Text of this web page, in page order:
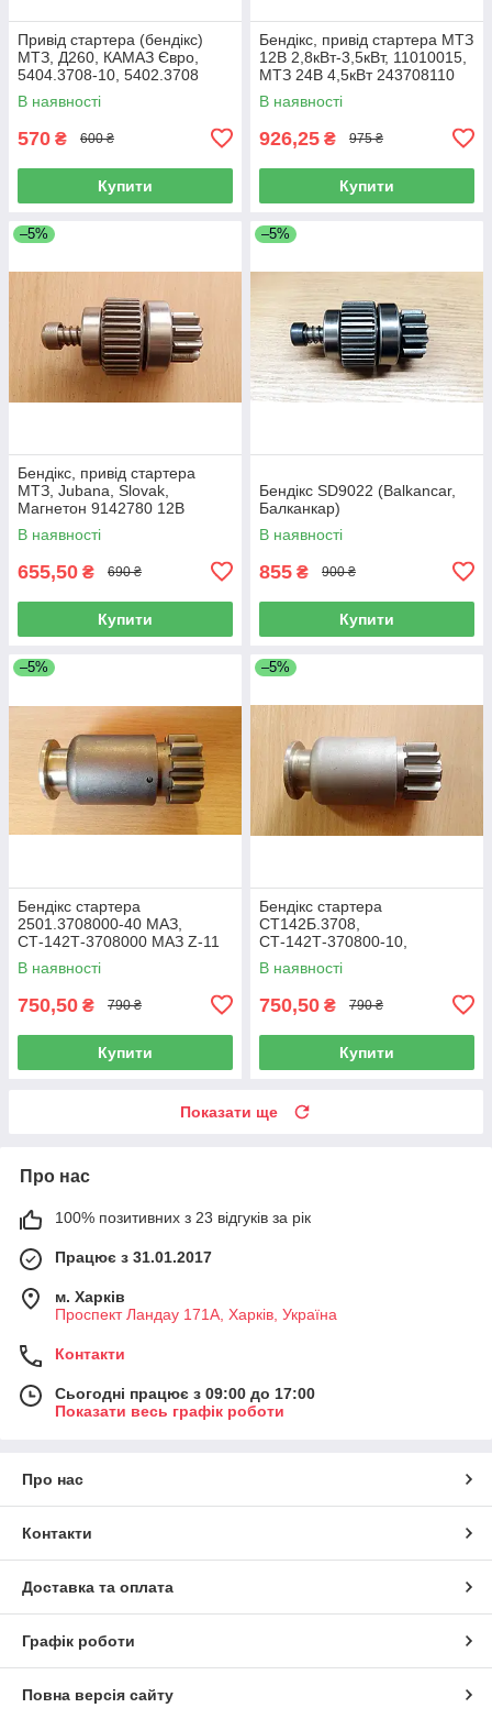
Привід стартера (бендікс)
МТЗ, Д260, КАМАЗ Євро,
5404.3708-10, 5402.3708
В наявності
570 ₴ 600 ₴
Купити
Бендікс, привід стартера МТЗ
12В 2,8кВт-3,5кВт, 11010015,
МТЗ 24В 4,5кВт 243708110
В наявності
926,25 ₴ 975 ₴
Купити
–5%
Бендікс, привід стартера
МТЗ, Jubana, Slovak,
Магнетон 9142780 12В
2.7кВт 24В 3,5кВт
В наявності
655,50 ₴ 690 ₴
Купити
–5%
Бендікс SD9022 (Balkancar,
Балканкар)
В наявності
855 ₴ 900 ₴
Купити
–5%
Бендікс стартера
2501.3708000-40 МАЗ,
СТ-142Т-3708000 МАЗ Z-11
В наявності
750,50 ₴ 790 ₴
Купити
–5%
Бендікс стартера
СТ142Б.3708,
СТ-142Т-370800-10,
2501.3708000-21 (МАЗ,
КАМАЗ) z10
В наявності
750,50 ₴ 790 ₴
Купити
Показати ще
Про нас
100% позитивних з 23 відгуків за рік
Працює з 31.01.2017
м. Харків
Проспект Ландау 171А, Харків, Україна
Контакти
Сьогодні працює з 09:00 до 17:00
Показати весь графік роботи
Про нас
Контакти
Доставка та оплата
Графік роботи
Повна версія сайту